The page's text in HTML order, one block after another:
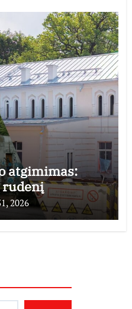
atgimimas:
rudenį
2026